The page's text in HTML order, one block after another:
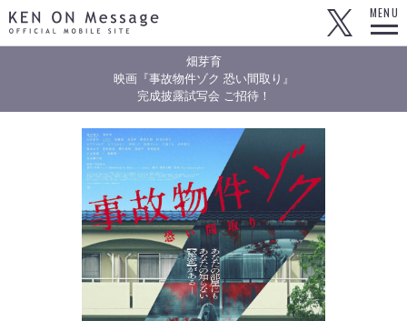
KEN ON Message OFFICIAL MOBILE SITE
MENU
畑芽育
映画『事故物件ゾク 恐い間取り』
完成披露試写会 ご招待！